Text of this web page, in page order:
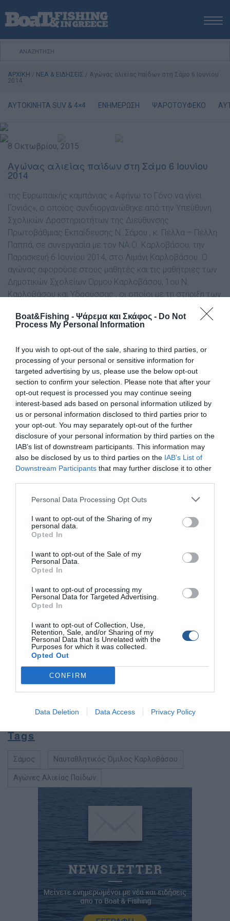
Boat&Fishing - Ψάρεμα και Σκάφος - Do Not
Process My Personal Information
If you wish to opt-out of the sale, sharing to third parties, or
processing of your personal or sensitive information for
targeted advertising by us, please use the below opt-out
section to confirm your selection. Please note that after your
opt-out request is processed you may continue seeing
interest-based ads based on personal information utilized by
us or personal information disclosed to third parties prior to
your opt-out. You may separately opt-out of the further
disclosure of your personal information by third parties on the
IAB’s list of downstream participants. This information may
also be disclosed by us to third parties on the IAB’s List of
Downstream Participants that may further disclose it to other
Personal Data Processing Opt Outs
I want to opt-out of the Sharing of my
personal data.
Opted In
I want to opt-out of the Sale of my
Personal Data.
Opted In
I want to opt-out of processing my
Personal Data for Targeted Advertising.
Opted In
I want to opt-out of Collection, Use,
Retention, Sale, and/or Sharing of my
Personal Data that Is Unrelated with the
Purposes for which it was collected.
Opted Out
CONFIRM
Data Deletion Data Access Privacy Policy
ΑΡΧΙΚΗ
ΕΚΔΟΣΕΙΣ
ΨΑΡΕΜΑ ΑΠΟ ΣΚΑΦΟΣ
ΨΑΡΟΤΟΥΦΕΚΟ
ΣΚΑΦΟΣ
ΕΞΟΠΛΙΣΜΟΣ
ΘΕΣΣΑΛΟΝΙΚΗ BOAT & FISHING SHOW 2025
BOAT & FISHING SHOW 2025
ΑΡΧΙΚΗ / ΝΕΑ & ΕΙΔΗΣΕΙΣ / Αγώνας αλιείας παίδων στη Σάμο 6 Ιουνίου
2014
AYTOKINHTA SUV & 4×4 ΕΝΗΜΕΡΩΣΗ ΨΑΡΟΤΟΥΦΕΚΟ
8 Οκτωβρίου, 2015
Αγώνας αλιείας παίδων στη Σάμο 6 Ιουνίου
2014
της Ευρωπαϊκής καµπάνιας « Αφήνω το Γόνο να γίνει
Γονιός», ο οποίος συνδιοργανώθηκε από την Υπεύθυνη
Σχολικών ∆ραστηριοτήτων της ∆ιεύθυνσης
Πρωτοβάθµιας Εκπαίδευσης Ν. Σάµου , κ. Πέλλα – Πέλλη
Παππά, σε συνεργασία µε τον ΝΑ.Ο. Καρλοβάσου, την
Παρασκευή 6 Ιουνίου 2014, στο Λιµάνι Καρλοβάσου. Ο
αγώνας αφορούσε στους µαθητές και τις µαθήτριες των
∆ηµοτικών Σχολείων Όρµου Καρλοβάσου, 1ου Ν.
Καρλοβάσου και Υδρούσσας , οι οποίοι µε τη στήριξη των
θεµατολογία. Η εκδήλωση είχε ως στόχο αφενός τη
γνωριµία των παιδιών µε το άθληµα της Αλιείας, κι
διαχείρισης των αλιευµάτων στην ερασιτεχνική αλιεία,
από µικρή ηλικία.
Στον αγώνα συµµετείχαν συνολικά 41 µαθητές. Ο αγώνας
είχε διάρκεια 2 ωρών και ο κάθε µαθητής κρατούσε
ζωντανά τα ψάρια του σε δοχείο µε νερό. Στο τέλος,
αφού έγινε καταµέτρηση όλων των αλιευµάτων, ο κάθε
µαθητής απελευθέρωσε τα ψάρια του ζωντανά στην
θάλασσα.
Αποτελέσµατα αγώνα:
ΘΕΣΗ ΜΑΘΗΤΗΣ ΣΧΟΛΕΙΟ
2η Σταµάτης Αθανασίου Υδρούσσας 120
3η Λίντο Τσάµπο Υδρούσσας
Μεγαλύτερο ψάρι Ειρήνη Μάκα 1οΚαρλοβάσου 28
Μετά την έκδοση των αποτελεσµάτων ακολούθησαν
απονοµές των βραβείων στους νικητές, στις οποίες
Καρλοβάσου, κύριος Λιούρης Κωνσταντίνος.
Η χορηγία των καλαµιών ψαρέµατος για τον αγώνα έγινε
της οποίας ευχαριστεί θερµά ο Ν.Ο.Κ. Θεωρεί παράλειψη
να µην ευχαριστήσει για άλλη µία φορά τον κ. Γιάννη
Κοντορούδα, για τη µεσολάβηση και παραχώρηση του
λεωφορείου του ∆ήµου για τη µετακίνηση των µαθητών.
Ευχαριστεί επίσης από καρδιάς, τις εκπαιδευτικούς των
του αγώνα για την εξαιρετική οργάνωσή του.
Tags
Σάμος Ναυταθλητικός Όµιλος Καρλοβάσου
Αγώνες Αλιείας Παίδων